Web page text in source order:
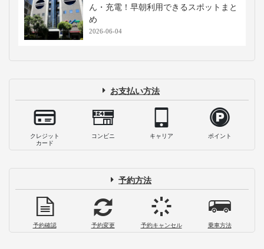
ん・充電！早朝利用できるスポットまと
め
2026-06-04
お支払い方法
クレジット
カード
コンビニ キャリア ポイント
予約方法
予約確認 予約変更 予約キャンセル 乗車方法